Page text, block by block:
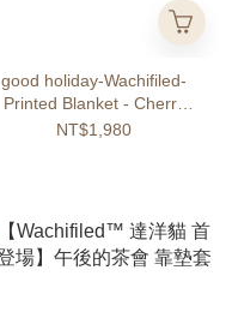
good holiday-Wachifiled-
Printed Blanket - Cherry
Blossom Dream
NT$1,980